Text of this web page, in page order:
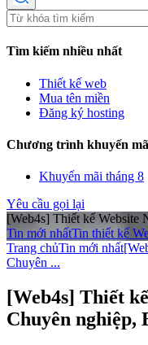
Tìm kiếm nhiều nhất
Thiết kế web
Mua tên miền
Đăng ký hosting
Chương trình khuyến
Khuyến mãi tháng 8
Yêu cầu gọi lại
[Web4s] Thiết kế Website
Tin mới nhấtTin thiết kế
Trang chủTin mới nhất
Chuyên ...
[Web4s] Thiết
Chuyên nghiệp,